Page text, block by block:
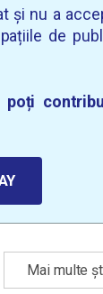
și nu a
de
Mai multe